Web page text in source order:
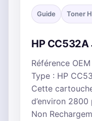
Guide Toner
HP CC532A
Référence
Type : HP
Cette
d’environ
Non